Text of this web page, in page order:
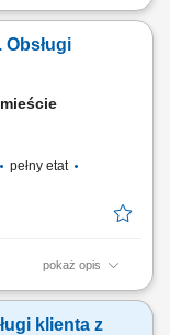
i obsługa
pełny etat
pokaż opis
koordynowanie
klienta z